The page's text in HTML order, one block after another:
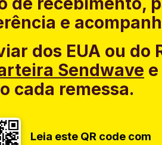
e
dos EUA ou do
Sendwave
cada remessa.
Leia este QR code com